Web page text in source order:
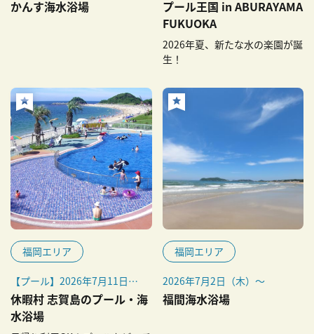
かんす海水浴場 26日（水）
プール王国 in ABURAYAMA
FUKUOKA
2026年夏、新たな水の楽園が誕
生！
福岡エリア
【プール】2026年7月11日
（土）～8月31日（月）
※7月13日（月）～7月17日
（金）を除く
休暇村 志賀島のプール・海
水浴場
福岡エリア
2026年7月2日（木）～
福間海水浴場